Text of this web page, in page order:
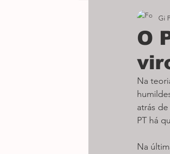
O
Gi
Na
atrás
PT há
Na